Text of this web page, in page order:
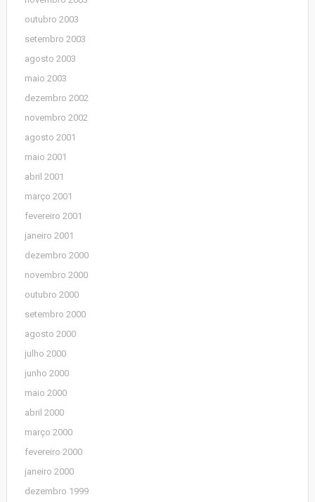
outubro 2003
setembro 2003
agosto 2003
maio 2003
dezembro 2002
novembro 2002
agosto 2001
maio 2001
abril 2001
março 2001
fevereiro 2001
janeiro 2001
dezembro 2000
novembro 2000
outubro 2000
setembro 2000
agosto 2000
julho 2000
junho 2000
maio 2000
abril 2000
março 2000
fevereiro 2000
janeiro 2000
dezembro 1999